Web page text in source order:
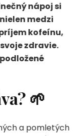
nápoj si
medzi
kofeínu,
zdravie.
🌱
a pomletých